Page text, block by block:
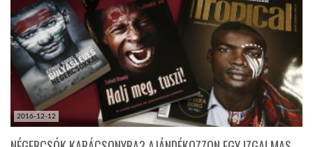
AUSZTRÁLIA
A VILÁG ITTHON
MÉDIA
2016-12-12